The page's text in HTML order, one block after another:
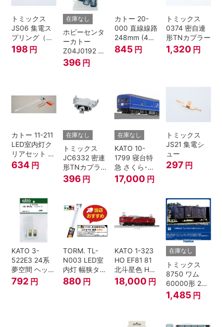
トミックス
JS06 集電ス
プリング（Ｌ
=7.5mm・4個
入） 鉄道模型
198 円
在庫なし
ホビーセンタ
ーカトー
Z04J0192 ク
モハ115 横須
賀色 ジャンパ
396 円
カトー 20-
000 直線線路
248mm (4本
入) Nゲージ
845 円
トミックス
0374 密自連
形TNカプラー
1,320 円
カトー 11-211
LED室内灯ク
リアセット N
ゲージ
634 円
在庫なし
トミックス
JC6332 密連
形TNカプラー
(SPグレー電
連付・211系)
396 円
在庫なし
KATO 10-
1799 寝台特
急 さくら･は
やぶさ/富士
24系 9両セッ
17,000 円
トミックス
JS21 集電シ
ュー
297 円
KATO 3-
522E3 24系
夢空間 ヘッド
マーク 4種各1
792 円
TORM. TL-
N003 LED室
内灯 幅狭タイ
プ・電球色 1
本 鉄道模型
880 円
KATO 1-323
HO EF81 81
北斗星色 HO
ゲージ
18,000 円
在庫なし
トミックス
8750 ワム
60000形 2両
セット Nゲー
ジ
1,485 円